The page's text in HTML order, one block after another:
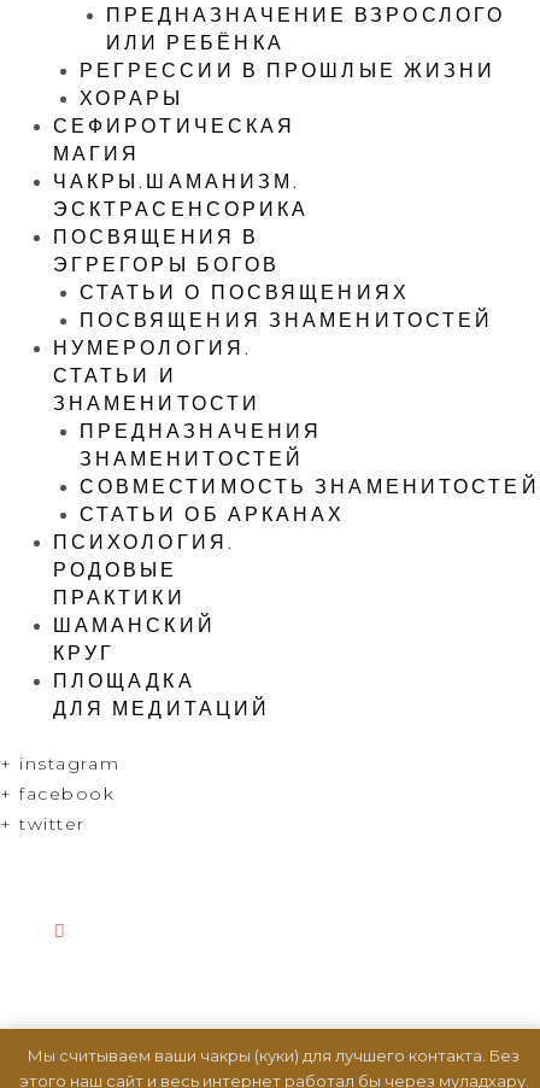
ПРЕДНАЗНАЧЕНИЕ ВЗРОСЛОГО
ИЛИ РЕБЁНКА
РЕГРЕССИИ В ПРОШЛЫЕ ЖИЗНИ
ХОРАРЫ
СЕФИРОТИЧЕСКАЯ
МАГИЯ
ЧАКРЫ.ШАМАНИЗМ.
ЭСКТРАСЕНСОРИКА
ПОСВЯЩЕНИЯ В
ЭГРЕГОРЫ БОГОВ
СТАТЬИ О ПОСВЯЩЕНИЯХ
ПОСВЯЩЕНИЯ ЗНАМЕНИТОСТЕЙ
НУМЕРОЛОГИЯ.
СТАТЬИ И
ЗНАМЕНИТОСТИ
ПРЕДНАЗНАЧЕНИЯ
ЗНАМЕНИТОСТЕЙ
СОВМЕСТИМОСТЬ ЗНАМЕНИТОСТЕЙ
СТАТЬИ ОБ АРКАНАХ
ПСИХОЛОГИЯ.
РОДОВЫЕ
ПРАКТИКИ
ШАМАНСКИЙ
КРУГ
ПЛОЩАДКА
ДЛЯ МЕДИТАЦИЙ
+ instagram
+ facebook
+ twitter
Мы считываем ваши чакры (куки) для лучшего контакта. Без
этого наш сайт и весь интернет работал бы через муладхару.